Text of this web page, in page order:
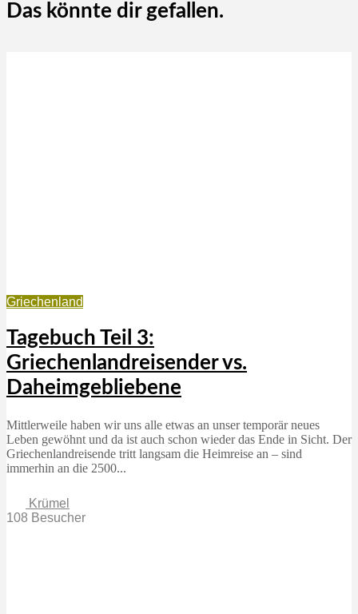
Das könnte dir gefallen.
Griechenland
Tagebuch Teil 3:
Griechenlandreisender vs.
Daheimgebliebene
Mittlerweile haben wir uns alle etwas an unser temporär neues
Leben gewöhnt und da ist auch schon wieder das Ende in Sicht. Der
Griechenlandreisende tritt langsam die Heimreise an – sind
immerhin an die 2500...
Krümel
108 Besucher